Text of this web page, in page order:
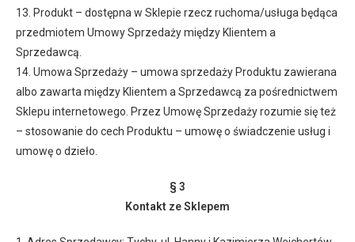
13. Produkt – dostępna w Sklepie rzecz ruchoma/usługa będąca
przedmiotem Umowy Sprzedaży między Klientem a
Sprzedawcą.
14. Umowa Sprzedaży – umowa sprzedaży Produktu zawierana
albo zawarta między Klientem a Sprzedawcą za pośrednictwem
Sklepu internetowego. Przez Umowę Sprzedaży rozumie się też
– stosowanie do cech Produktu – umowę o świadczenie usług i
umowę o dzieło.
§ 3
Kontakt ze Sklepem